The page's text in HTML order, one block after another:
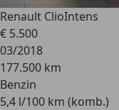
Renault ClioIntens
€ 5.500
03/2018
177.500 km
Benzin
5,4 l/100 km (komb.)